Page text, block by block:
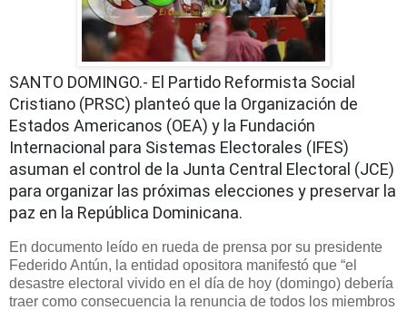
SANTO DOMINGO.- El Partido Reformista Social
Cristiano (PRSC) planteó que la Organización de
Estados Americanos (OEA) y la Fundación
Internacional para Sistemas Electorales (IFES)
asuman el control de la Junta Central Electoral (JCE)
para organizar las próximas elecciones y preservar la
paz en la República Dominicana.
En documento leído en rueda de prensa por su presidente
Federido Antún, la entidad opositora manifestó que “el
desastre electoral vivido en el día de hoy (domingo) debería
traer como consecuencia la renuncia de todos los miembros